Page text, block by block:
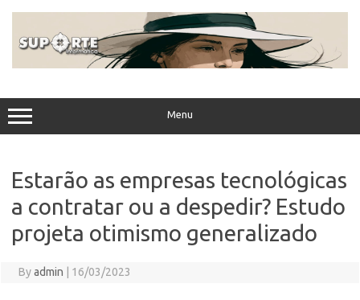
Menu
Estarão as empresas tecnológicas
a contratar ou a despedir? Estudo
projeta otimismo generalizado
Byadmin 16/03/2023